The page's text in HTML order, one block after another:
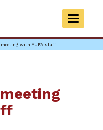
TOGGLE
meeting with YUFA staff